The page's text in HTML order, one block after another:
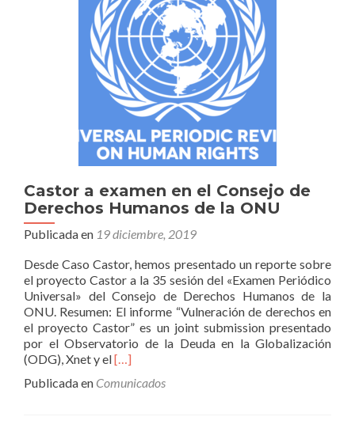
Castor a examen en el Consejo de
Derechos Humanos de la ONU
Publicada en 19 diciembre, 2019
Desde Caso Castor, hemos presentado un reporte sobre
el proyecto Castor a la 35 sesión del «Examen Periódico
Universal» del Consejo de Derechos Humanos de la
ONU. Resumen: El informe “Vulneración de derechos en
el proyecto Castor” es un joint submission presentado
por el Observatorio de la Deuda en la Globalización
(ODG), Xnet y elLeer
a
[…]
Publicada en Comunicados